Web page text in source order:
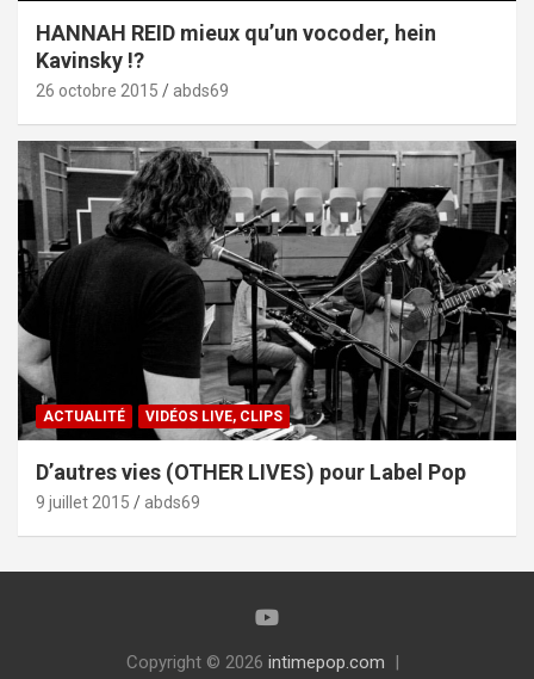
HANNAH REID mieux qu’un vocoder, hein
Kavinsky !?
26 octobre 2015 abds69
ACTUALITÉ VIDÉOS LIVE, CLIPS
D’autres vies (OTHER LIVES) pour Label Pop
9 juillet 2015 abds69
Copyright © 2026 intimepop.com